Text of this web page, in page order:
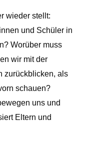
wieder stellt:
und Schüler in
Worüber muss
wir mit der
zurückblicken, als
schauen?
uns und
Eltern und